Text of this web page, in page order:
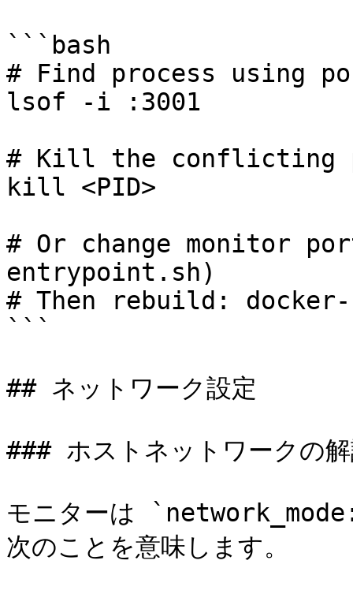
```bash
# Find process using
lsof -i :3001
# Kill the conflicting
kill <PID>
# Or change monitor
entrypoint.sh)
# Then rebuild:
```
## ネットワーク設定
### ホストネットワークの
モニターは
次のことを意味します。